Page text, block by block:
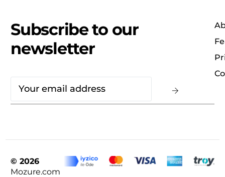
Subscribe to our
newsletter
© 2026
Mozure.com